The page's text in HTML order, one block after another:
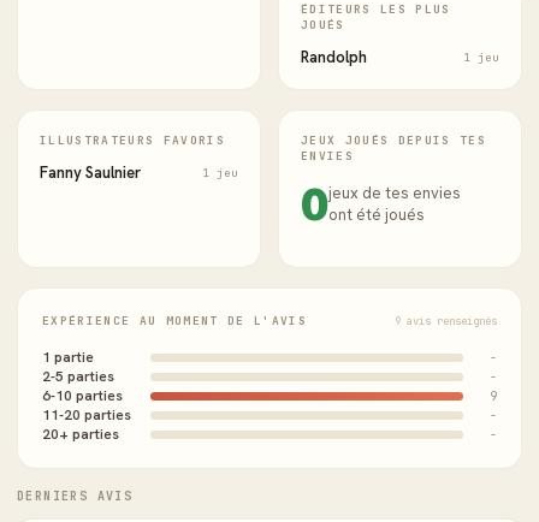
ÉDITEURS LES PLUS
JOUÉS
Randolph 1 jeu
ILLUSTRATEURS FAVORIS
Fanny Saulnier 1 jeu
JEUX JOUÉS DEPUIS TES
ENVIES
0jeux de tes envies
ont été joués
EXPÉRIENCE AU MOMENT DE L'AVIS 9 avis renseignés
1 partie -
2-5 parties -
6-10 parties 9
11-20 parties -
20+ parties -
DERNIERS AVIS